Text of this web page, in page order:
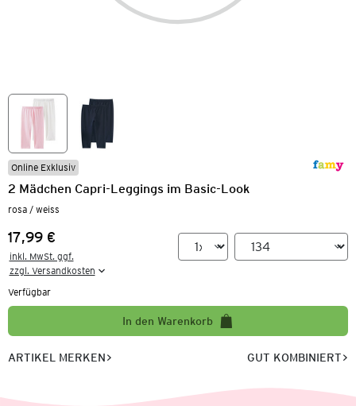
Online Exklusiv
2 Mädchen Capri-Leggings im Basic-Look
rosa / weiss
Preis:
17,99 €
inkl. MwSt. ggf.
zzgl. Versandkosten
Verfügbar
In den Warenkorb
ARTIKEL MERKEN GUT KOMBINIERT